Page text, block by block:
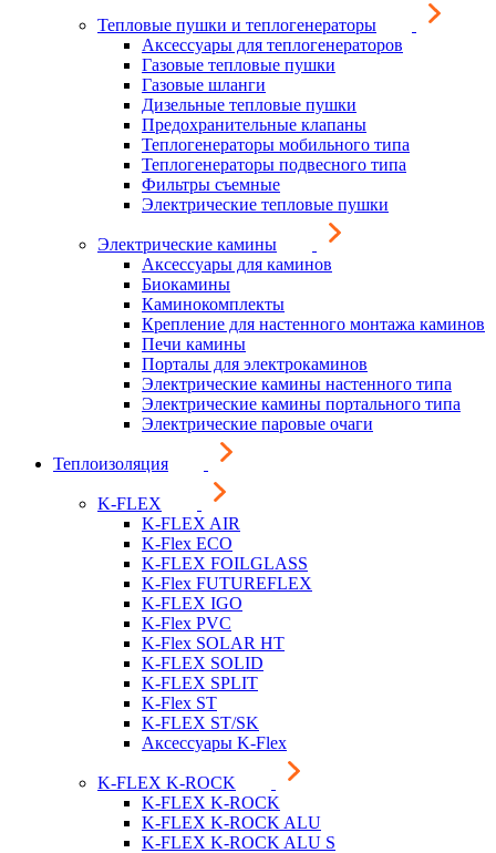
Тепловые пушки и теплогенераторы
Аксессуары для теплогенераторов
Газовые тепловые пушки
Газовые шланги
Дизельные тепловые пушки
Предохранительные клапаны
Теплогенераторы мобильного типа
Теплогенераторы подвесного типа
Фильтры съемные
Электрические тепловые пушки
Электрические камины
Аксессуары для каминов
Биокамины
Каминокомплекты
Крепление для настенного монтажа каминов
Печи камины
Порталы для электрокаминов
Электрические камины настенного типа
Электрические камины портального типа
Электрические паровые очаги
Теплоизоляция
K-FLEX
K-FLEX AIR
K-Flex ECO
K-FLEX FOILGLASS
K-Flex FUTUREFLEX
K-FLEX IGO
K-Flex PVC
K-Flex SOLAR HT
K-FLEX SOLID
K-FLEX SPLIT
K-Flex ST
K-FLEX ST/SK
Аксессуары K-Flex
K-FLEX K-ROCK
K-FLEX K-ROCK
K-FLEX K-ROCK ALU
K-FLEX K-ROCK ALU S